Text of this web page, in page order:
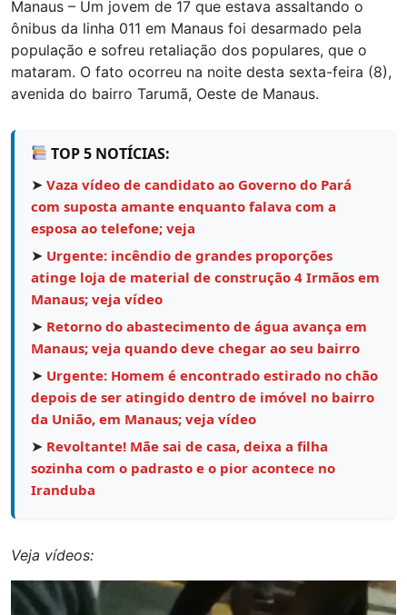
Manaus – Um jovem de 17 que estava assaltando o
ônibus da linha 011 em Manaus foi desarmado pela
população e sofreu retaliação dos populares, que o
mataram. O fato ocorreu na noite desta sexta-feira (8),
avenida do bairro Tarumã, Oeste de Manaus.
TOP 5 NOTÍCIAS:
➤ Vaza vídeo de candidato ao Governo do Pará
com suposta amante enquanto falava com a
esposa ao telefone; veja
➤ Urgente: incêndio de grandes proporções
atinge loja de material de construção 4 Irmãos em
Manaus; veja vídeo
➤ Retorno do abastecimento de água avança em
Manaus; veja quando deve chegar ao seu bairro
➤ Urgente: Homem é encontrado estirado no chão
depois de ser atingido dentro de imóvel no bairro
da União, em Manaus; veja vídeo
➤ Revoltante! Mãe sai de casa, deixa a filha
sozinha com o padrasto e o pior acontece no
Iranduba
Veja vídeos:
Tocador